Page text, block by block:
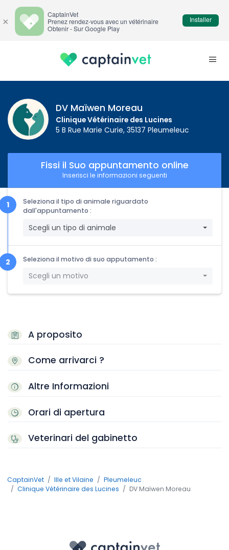
DV Maïwen Moreau
Clinique Vétérinaire des Lucines
5 B Rue Marie Curie, 35137 Pleumeleuc
A proposito
Come arrivarci ?
Altre Informazioni
Orari di apertura
Veterinari del gabinetto
Fissi il Suo appuntamento online
Inserisci le informazioni seguenti
Seleziona il tipo di animale riguardato
dall'appuntamento :
Scegli un tipo di animale
Seleziona il motivo di suo apputamento :
Scegli un motivo
CaptainVet Ille et Vilaine
Pleumeleuc
Clinique Vétérinaire des Lucines
DV Maïwen Moreau
×
CaptainVet
Prenez rendez-vous avec un vétérinaire
Obtenir - Sur Google Play
Installer